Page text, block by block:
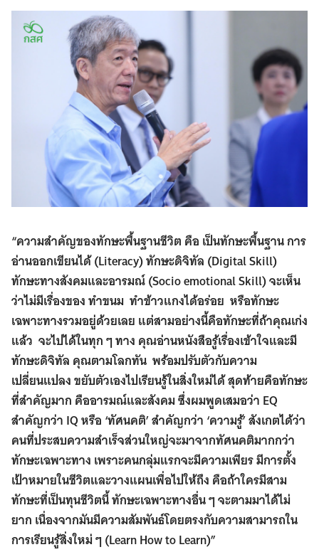
“ความสำคัญของทักษะพื้นฐานชีวิต คือ เป็นทักษะพื้นฐาน การ
อ่านออกเขียนได้ (Literacy) ทักษะดิจิทัล (Digital Skill)
ทักษะทางสังคมและอารมณ์ (Socio emotional Skill) จะเห็น
ว่าไม่มีเรื่องของ ทำขนม ทำข้าวแกงได้อร่อย หรือทักษะ
เฉพาะทางรวมอยู่ด้วยเลย แต่สามอย่างนี้คือทักษะที่ถ้าคุณเก่ง
แล้ว จะไปได้ในทุก ๆ ทาง คุณอ่านหนังสือรู้เรื่องเข้าใจและมี
ทักษะดิจิทัล คุณตามโลกทัน พร้อมปรับตัวกับความ
เปลี่ยนแปลง ขยับตัวเองไปเรียนรู้ในสิ่งใหม่ได้ สุดท้ายคือทักษะ
ที่สำคัญมาก คืออารมณ์และสังคม ซึ่งผมพูดเสมอว่า EQ
สำคัญกว่า IQ หรือ ‘ทัศนคติ’ สำคัญกว่า ‘ความรู้’ สังเกตได้ว่า
คนที่ประสบความสำเร็จส่วนใหญ่จะมาจากทัศนคติมากกว่า
ทักษะเฉพาะทาง เพราะคนกลุ่มแรกจะมีความเพียร มีการตั้ง
เป้าหมายในชีวิตและวางแผนเพื่อไปให้ถึง คือถ้าใครมีสาม
ทักษะที่เป็นทุนชีวิตนี้ ทักษะเฉพาะทางอื่น ๆ จะตามมาได้ไม่
ยาก เนื่องจากมันมีความสัมพันธ์โดยตรงกับความสามารถใน
การเรียนรู้สิ่งใหม่ ๆ (Learn How to Learn)”